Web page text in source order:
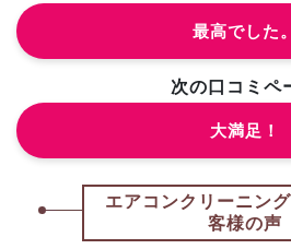
最高でした。
次の口コミペ
大満足！
エアコンクリーニン
客様の声